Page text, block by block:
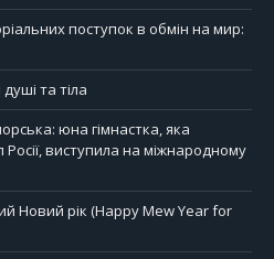
поступок в обмін на мир:
та тіла
юна гімнастка, яка
виступила на міжнародному
Новий рік (Happy Mew Year for